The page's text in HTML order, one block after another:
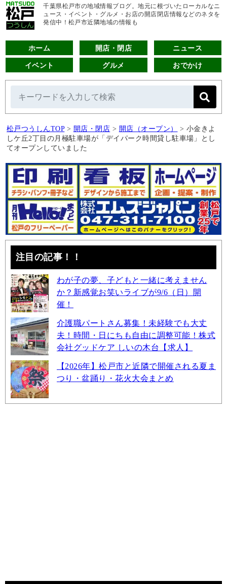
千葉県松戸市の地域情報ブログ。地元に根づいたローカルなニ
ュース・イベント・グルメ・お店の開店閉店情報などのネタを
発信中！松戸市近隣地域の情報も
ホーム 開店・閉店 ニュース
イベント グルメ おでかけ
松戸つうしんTOP > 開店・閉店 > 開店（オープン） > 小金きよ
しケ丘2丁目の月極駐車場が「デイパーク時間貸し駐車場」とし
てオープンしていました
注目の記事！！
わが子の夢、子どもと一緒に考えません
か？新感覚お笑いライブが9/6（日）開
催！
介護職パートさん募集！未経験でも大丈
夫！時間・日にちも自由に調整可能！株式
会社グッドケア しいの木台【求人】
【2026年】松戸市と近隣で開催される夏ま
つり・盆踊り・花火大会まとめ